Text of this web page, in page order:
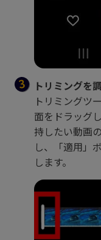
トリミングを
トリミングツ
面をドラッグ
持したい動画
し、「適用」
します。